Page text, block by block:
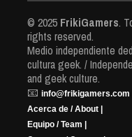
© 2025 FrikiGamers.
rights reserved.
Medio independiente
cultura geek. /
and geek culture.
📧 info@frikigamers.com
Acerca de / About |
Equipo / Team |